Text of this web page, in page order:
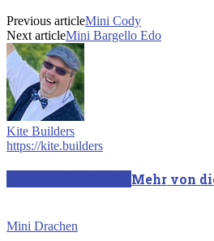
Previous articleMini Cody
Next articleMini Bargello Edo
Kite Builders
https://kite.builders
Mehr von
Mini Drachen